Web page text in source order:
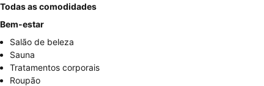
Todas as comodidades
Bem-estar
Salão de beleza
Sauna
Tratamentos corporais
Roupão